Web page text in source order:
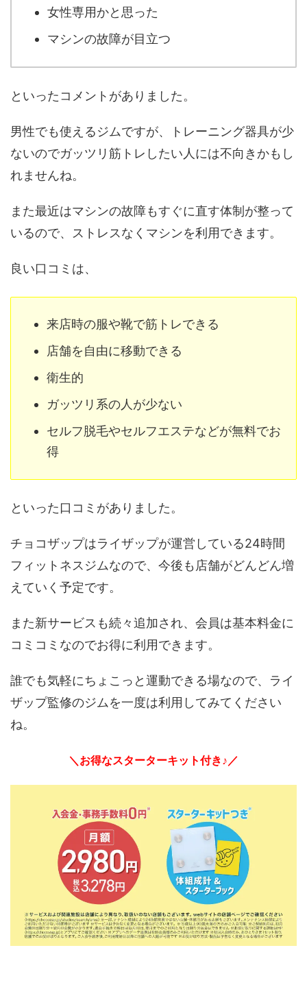
女性専用かと思った
マシンの故障が目立つ
といったコメントがありました。
男性でも使えるジムですが、トレーニング器具が少
ないのでガッツリ筋トレしたい人には不向きかもし
れませんね。
また最近はマシンの故障もすぐに直す体制が整って
いるので、ストレスなくマシンを利用できます。
良い口コミは、
来店時の服や靴で筋トレできる
店舗を自由に移動できる
衛生的
ガッツリ系の人が少ない
セルフ脱毛やセルフエステなどが無料でお
得
といった口コミがありました。
チョコザップはライザップが運営している24時間
フィットネスジムなので、今後も店舗がどんどん増
えていく予定です。
また新サービスも続々追加され、会員は基本料金に
コミコミなのでお得に利用できます。
誰でも気軽にちょこっと運動できる場なので、ライ
ザップ監修のジムを一度は利用してみてください
ね。
＼お得なスターターキット付き♪／